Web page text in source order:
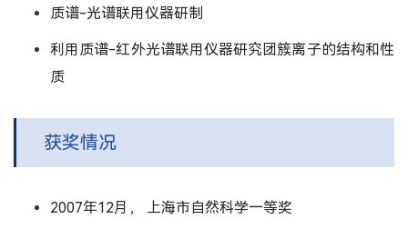
质谱-光谱联用仪器研制
利用质谱-红外光谱联用仪器研究团簇离子的结构和性
质
获奖情况
2007年12月， 上海市自然科学一等奖